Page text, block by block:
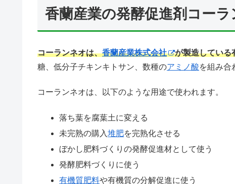
香蘭産業の発酵促進剤コー
コーランネオは、香蘭産業株式会社 が製造している
糖、低分子チキンキトサン、数種のアミノ酸を組み合
コーランネオは、以下のような用途で使われます。
落ち葉を腐葉土に変える
未完熟の購入堆肥を完熟化させる
ぼかし肥料づくりの発酵促進材として使う
発酵肥料づくりに使う
有機質肥料や有機質の分解促進に使う